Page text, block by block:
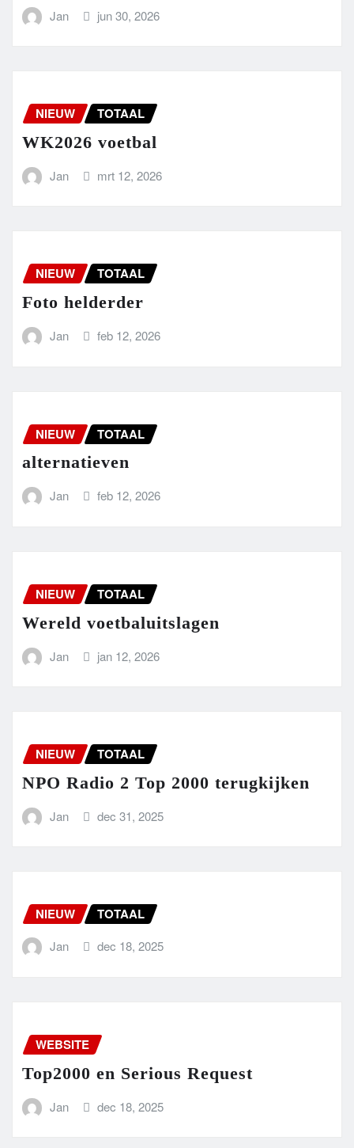
Jan jun 30, 2026
NIEUW TOTAAL
WK2026 voetbal
Jan mrt 12, 2026
NIEUW TOTAAL
Foto helderder
Jan feb 12, 2026
NIEUW TOTAAL
alternatieven
Jan feb 12, 2026
NIEUW TOTAAL
Wereld voetbaluitslagen
Jan jan 12, 2026
NIEUW TOTAAL
NPO Radio 2 Top 2000 terugkijken
Jan dec 31, 2025
NIEUW TOTAAL
Jan dec 18, 2025
WEBSITE
Top2000 en Serious Request
Jan dec 18, 2025